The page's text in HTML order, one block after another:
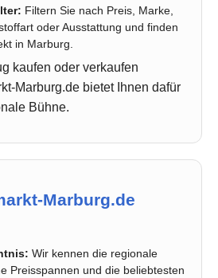
Filtern Sie nach Preis, Marke,
oder Ausstattung und finden
in Marburg.
kaufen oder verkaufen
Marburg.de bietet Ihnen dafür
Bühne.
Marburg.de
Wir kennen die regionale
Preisspannen und die beliebtesten